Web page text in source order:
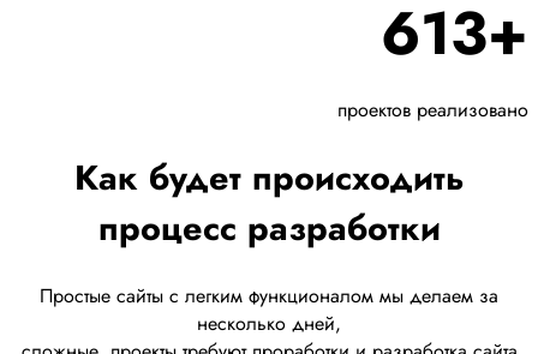
613+
проектов реализовано
Как будет происходить
процесс разработки
Простые сайты с легким функционалом мы делаем за
несколько дней,